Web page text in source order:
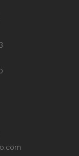
av oss ty til billige